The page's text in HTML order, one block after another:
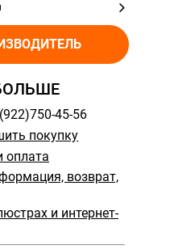
45-56
покупку
оплата
возврат,
и интернет-